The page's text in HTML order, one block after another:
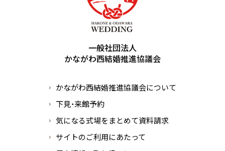
português
一般社団法人
かながわ西結婚推進協議会
かながわ西結婚推進協議会について
下見・来館予約
気になる式場をまとめて資料請求
サイトのご利用にあたって